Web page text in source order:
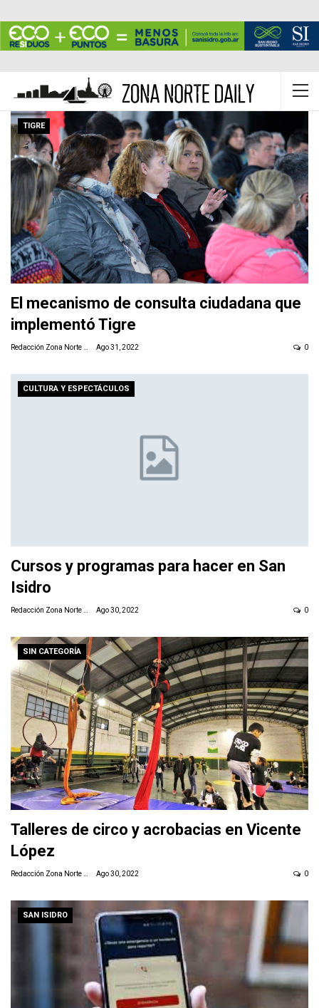
TIGRE
El mecanismo de consulta ciudadana que
implementó Tigre
Ago 31, 2022 0
CULTURA Y ESPECTÁCULOS
Cursos y programas para hacer en San
Isidro
Redacción Zona Norte Daily Ago 30, 2022 0
SIN CATEGORÍA
Talleres de circo y acrobacias en Vicente
López
Ago 30, 2022 0
SAN ISIDRO